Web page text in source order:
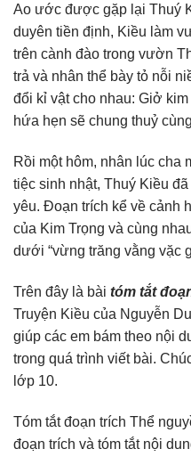
Ao ước được gặp lại Thuý
duyên tiền định, Kiều làm
trên cành đào trong vườn
trả và nhân thể bày tỏ nỗi
đổi kỉ vật cho nhau: Giở
hứa hẹn sẽ chung thuỷ
Rồi một hôm, nhân lúc cha
tiệc sinh nhật, Thuý Kiều
yêu. Đoạn trích kể về cảnh
của Kim Trọng và cùng
dưới “vừng trăng vằng vặc
Trên đây là bài tóm tắt
Truyện Kiều của Nguyễn
giúp các em bám theo nội
trong quá trình viết bài.
lớp 10.
Tóm tắt đoạn trích Thể
đoạn trích và tóm tắt nội